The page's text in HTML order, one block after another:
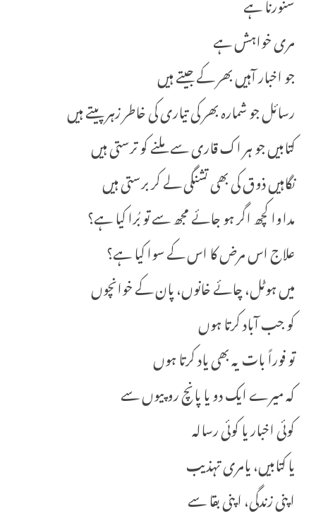
مری خواہش ہے
جو اخبار آہیں بھر کے جیتے ہیں
رسائل جو شمارہ بھر کی تیاری کی خاطر زہر پیتے ہیں
کتابیں جو ہر اک قاری سے ملنے کو ترستی ہیں
نگاہیں ذوق کی بھی تشنگی لے کر برستی ہیں
مداوا کچھ اگر ہو جائے مجھ سے تو بُرا کیا ہے؟
علاج اس مرض کا اس کے سوا کیا ہے؟
میں ہوٹل، چائے خانوں، پان کے خوانچوں
کو جب آباد کرتا ہوں
تو فوراً بات یہ بھی یاد کرتا ہوں
کہ میرے ایک دو یا پانچ روپیوں سے
کوئی اخبار یا کوئی رسالہ
یا کتابیں، یامری تہذیب
اپنی زندگی، اپنی بقا سے